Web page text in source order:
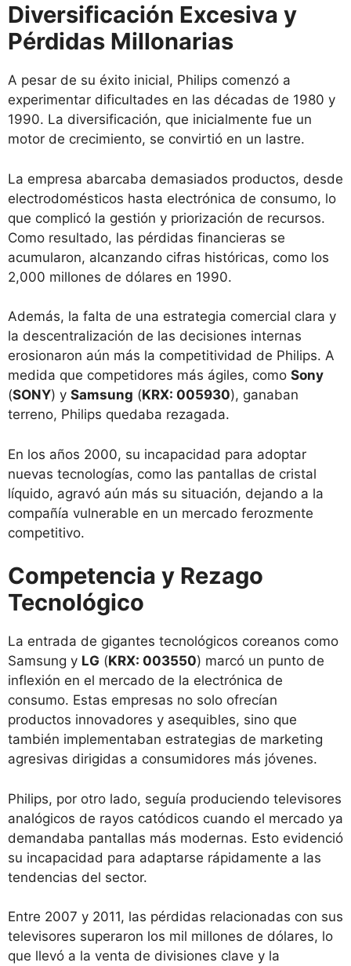
Diversificación Excesiva y
Pérdidas Millonarias
A pesar de su éxito inicial, Philips comenzó a
experimentar dificultades en las décadas de 1980 y
1990. La diversificación, que inicialmente fue un
motor de crecimiento, se convirtió en un lastre.
La empresa abarcaba demasiados productos, desde
electrodomésticos hasta electrónica de consumo, lo
que complicó la gestión y priorización de recursos.
Como resultado, las pérdidas financieras se
acumularon, alcanzando cifras históricas, como los
2,000 millones de dólares en 1990.
Además, la falta de una estrategia comercial clara y
la descentralización de las decisiones internas
erosionaron aún más la competitividad de Philips. A
medida que competidores más ágiles, como Sony
(SONY) y Samsung (KRX: 005930), ganaban
terreno, Philips quedaba rezagada.
En los años 2000, su incapacidad para adoptar
nuevas tecnologías, como las pantallas de cristal
líquido, agravó aún más su situación, dejando a la
compañía vulnerable en un mercado ferozmente
competitivo.
Competencia y Rezago
Tecnológico
La entrada de gigantes tecnológicos coreanos como
Samsung y LG (KRX: 003550) marcó un punto de
inflexión en el mercado de la electrónica de
consumo. Estas empresas no solo ofrecían
productos innovadores y asequibles, sino que
también implementaban estrategias de marketing
agresivas dirigidas a consumidores más jóvenes.
Philips, por otro lado, seguía produciendo televisores
analógicos de rayos catódicos cuando el mercado ya
demandaba pantallas más modernas. Esto evidenció
su incapacidad para adaptarse rápidamente a las
tendencias del sector.
Entre 2007 y 2011, las pérdidas relacionadas con sus
televisores superaron los mil millones de dólares, lo
que llevó a la venta de divisiones clave y la